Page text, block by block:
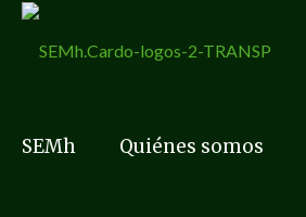
SEMh Quiénes somos